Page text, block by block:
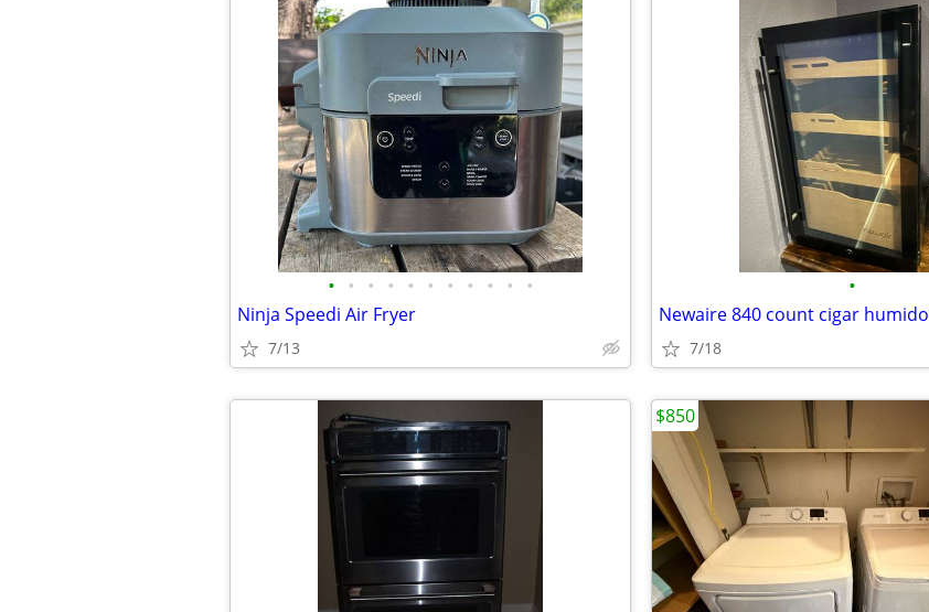
• • • • • • • • • • •
Ninja Speedi Air Fryer
7/13
•
Newaire 840 count cigar
7/18
$850